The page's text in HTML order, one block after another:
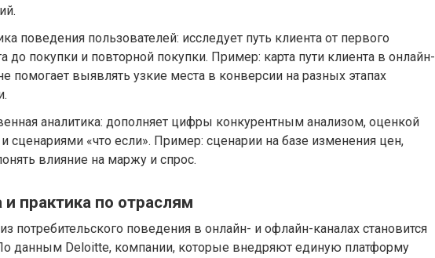
поведения пользователей: исследует путь клиента от первого
до покупки и повторной покупки. Пример: карта пути клиента в онлайн-
помогает выявлять узкие места в конверсии на разных этапах
аналитика: дополняет цифры конкурентным анализом, оценкой
сценариями «что если». Пример: сценарии на базе изменения цен,
влияние на маржу и спрос.
и практика по отраслям
потребительского поведения в онлайн- и офлайн-каналах становится
данным Deloitte, компании, которые внедряют единую платформу